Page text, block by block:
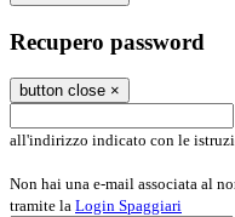
Recupero password
button close ×
all'indirizzo indicato con le
Non hai una e-mail associata al
tramite la Login Spaggiari